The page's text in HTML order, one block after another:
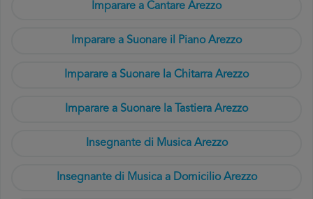
Imparare a Cantare Arezzo
Imparare a Suonare il Piano Arezzo
Imparare a Suonare la Chitarra Arezzo
Imparare a Suonare la Tastiera Arezzo
Insegnante di Musica Arezzo
Insegnante di Musica a Domicilio Arezzo